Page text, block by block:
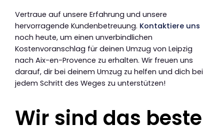
Vertraue auf unsere Erfahrung und unsere
hervorragende Kundenbetreuung. Kontaktiere uns
noch heute, um einen unverbindlichen
Kostenvoranschlag für deinen Umzug von Leipzig
nach Aix-en-Provence zu erhalten. Wir freuen uns
darauf, dir bei deinem Umzug zu helfen und dich bei
jedem Schritt des Weges zu unterstützen!
Wir sind das beste